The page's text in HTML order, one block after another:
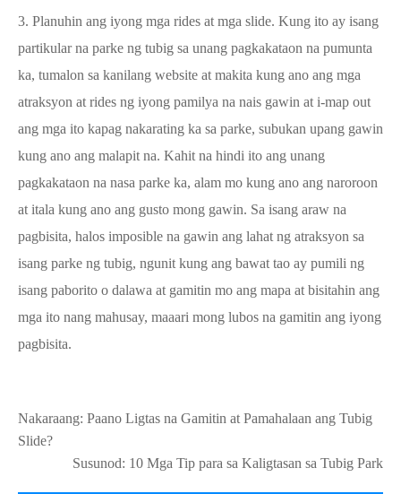
3. Planuhin ang iyong mga rides at mga slide. Kung ito ay isang
partikular na parke ng tubig sa unang pagkakataon na pumunta
ka, tumalon sa kanilang website at makita kung ano ang mga
atraksyon at rides ng iyong pamilya na nais gawin at i-map out
ang mga ito kapag nakarating ka sa parke, subukan upang gawin
kung ano ang malapit na. Kahit na hindi ito ang unang
pagkakataon na nasa parke ka, alam mo kung ano ang naroroon
at itala kung ano ang gusto mong gawin. Sa isang araw na
pagbisita, halos imposible na gawin ang lahat ng atraksyon sa
isang parke ng tubig, ngunit kung ang bawat tao ay pumili ng
isang paborito o dalawa at gamitin mo ang mapa at bisitahin ang
mga ito nang mahusay, maaari mong lubos na gamitin ang iyong
pagbisita.
Nakaraang: Paano Ligtas na Gamitin at Pamahalaan ang Tubig
Slide?
Susunod: 10 Mga Tip para sa Kaligtasan sa Tubig Park